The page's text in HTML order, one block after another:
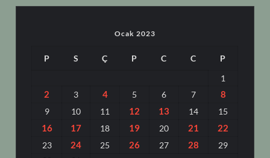
Ocak 2023
P S Ç P C C
P
1
2 3 4 5 6 7 8
9 10 11 12 13 14 15
16 17 18 19 20 21 22
23 24 25 26 27 28
29